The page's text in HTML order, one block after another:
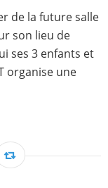
de la future salle
son lieu de
ses 3 enfants et
organise une